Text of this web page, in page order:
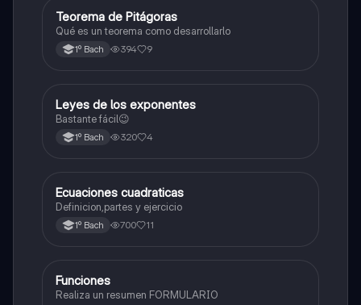
Matemáticas
Teorema de Pitágoras
Qué es un teorema como desarrollarlo
1º Bach 394 9
Matemáticas
Leyes de los exponentes
Bastante fácil😉
1º Bach 320 4
Física
Ecuaciones cuadraticas
Definicion,partes y ejercicio
1º Bach 700 11
Matemáticas
Funciones
Realiza un resumen FORMULARIO